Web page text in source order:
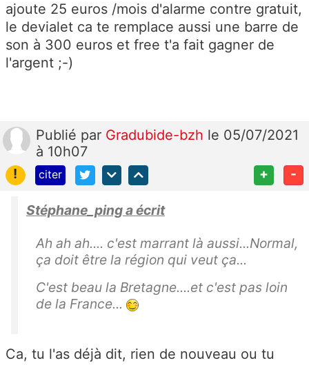
ajoute 25 euros /mois d'alarme contre gratuit,
le devialet ca te remplace aussi une barre de
son à 300 euros et free t'a fait gagner de
l'argent ;-)
Publié par Gradubide-bzh le 05/07/2021
à 10h07
!
citer + -
Stéphane_ping a écrit
Ah ah ah.... c'est marrant là aussi...Normal,
ça doit être la région qui veut ça...
C'est beau la Bretagne....et c'est pas loin
de la France...
Ca, tu l'as déjà dit, rien de nouveau ou tu